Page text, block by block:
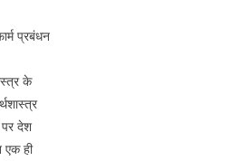
प्रबंधन
के
देश
एक ही